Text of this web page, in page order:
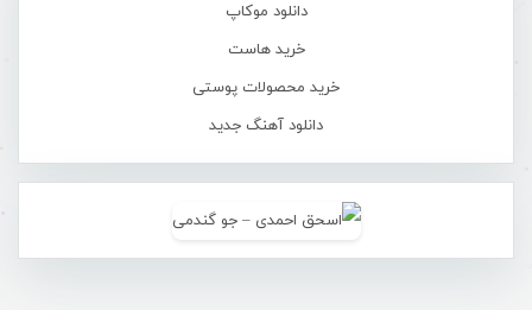
دانلود موکاپ
خرید هاست
خرید محصولات پوستی
دانلود آهنگ جدید